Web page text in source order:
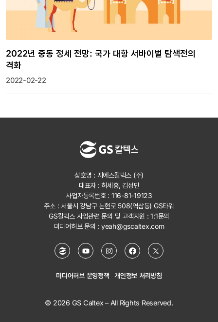
2022년 중동 정세 전망: 국가 대항 서바이벌 탐색전의
격화
2022-02-22
상호명 : 지에스칼텍스 (주)
대표자 : 허세홍, 김성민
사업자등록번호 : 116-81-19123
주소 : 서울시 강남구 논현로 508(역삼동) GS타워
GS칼텍스 사업관련 문의 및 고객지원 :1:1문의
미디어허브 문의 : yeah@gscaltex.com
미디어허브 운영정책 개인정보 처리방침
© 2026 GS Caltex – All Rights Reserved.